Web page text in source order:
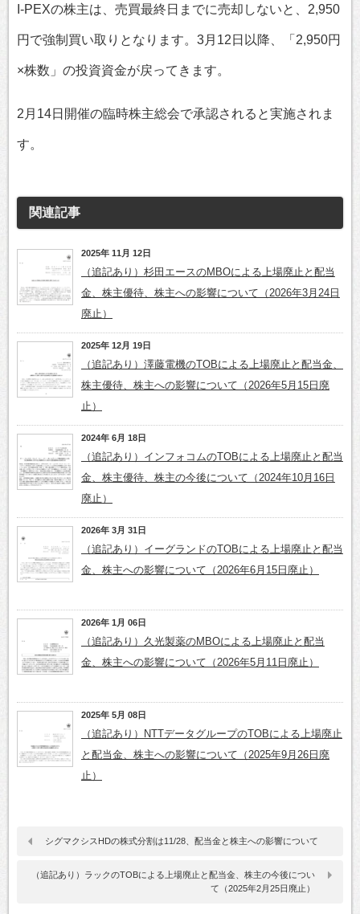
I-PEXの株主は、売買最終日までに売却しないと、2,950
円で強制買い取りとなります。3月12日以降、「2,950円
×株数」の投資資金が戻ってきます。
2月14日開催の臨時株主総会で承認されると実施されま
す。
関連記事
2025年 11月 12日
（追記あり）杉田エースのMBOによる上場廃止と配当
金、株主優待、株主への影響について（2026年3月24日
廃止）
2025年 12月 19日
（追記あり）澤藤電機のTOBによる上場廃止と配当金、
株主優待、株主への影響について（2026年5月15日廃
止）
2024年 6月 18日
（追記あり）インフォコムのTOBによる上場廃止と配当
金、株主優待、株主の今後について（2024年10月16日
廃止）
2026年 3月 31日
（追記あり）イーグランドのTOBによる上場廃止と配当
金、株主への影響について（2026年6月15日廃止）
2026年 1月 06日
（追記あり）久光製薬のMBOによる上場廃止と配当
金、株主への影響について（2026年5月11日廃止）
2025年 5月 08日
（追記あり）NTTデータグループのTOBによる上場廃止
と配当金、株主への影響について（2025年9月26日廃
止）
シグマクシスHDの株式分割は11/28、配当金と株主への影響について
（追記あり）ラックのTOBによる上場廃止と配当金、株主の今後につい
て（2025年2月25日廃止）